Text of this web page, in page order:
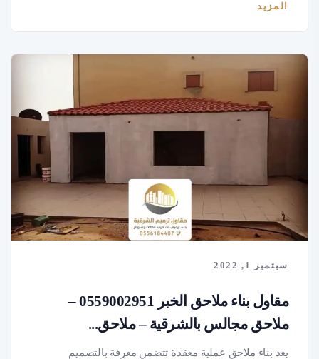
المزيد
سبتمبر 1, 2022
مقاول بناء ملاحق الخبر 0559002951 –
ملاحق مجالس بالشرقية – ملاحق...
يعد بناء ملاحق عملية معقدة تتضمن معرفة بالتصميم